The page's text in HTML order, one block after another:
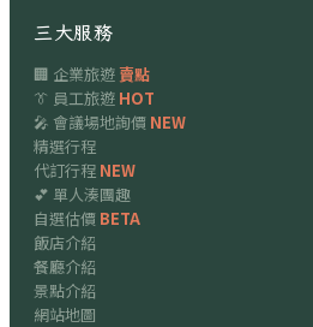
三大服務
🏢 企業旅遊賣點
👔 員工旅遊 HOT
🎤 會議場地詢價 NEW
精選行程
代訂行程 NEW
💕 單人湊團趣
自選估價 BETA
飯店介紹
餐廳介紹
景點介紹
網站地圖